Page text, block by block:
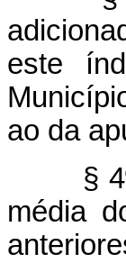
este
ao da
§
média